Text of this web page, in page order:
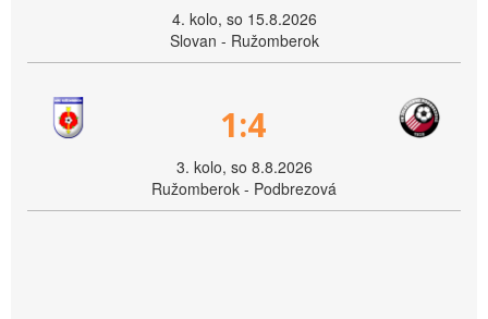
4. kolo, so 15.8.2026
Slovan - Ružomberok
1:4
3. kolo, so 8.8.2026
Ružomberok - Podbrezová